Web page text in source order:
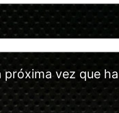
vez que